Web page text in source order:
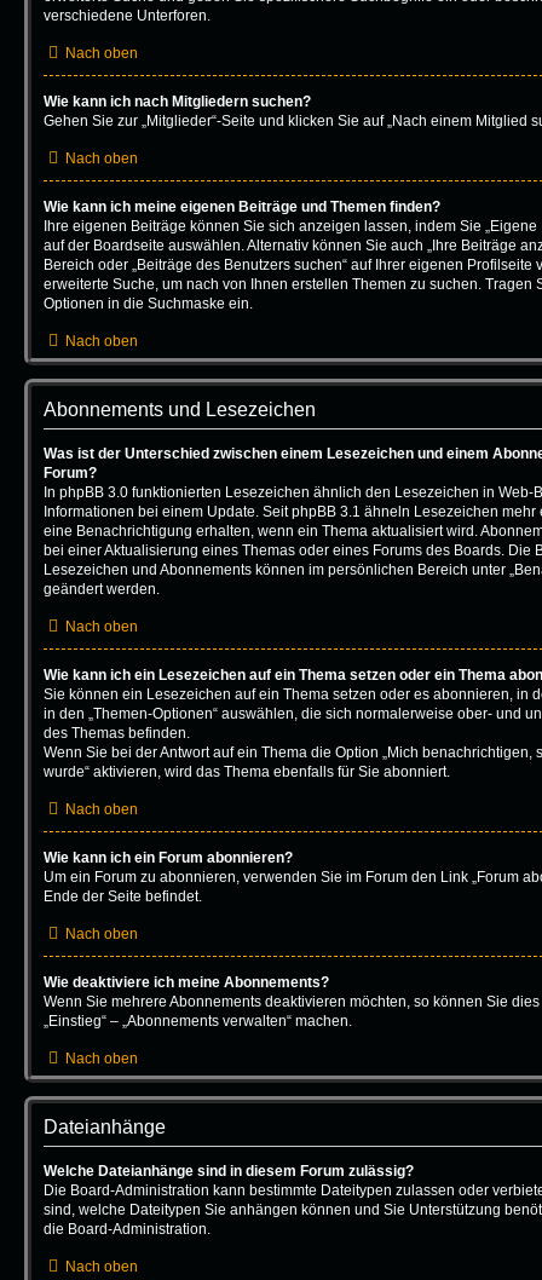
verschiedene Unterforen.
Nach oben
Wie kann ich nach Mitgliedern suchen?
Gehen Sie zur „Mitglieder“-Seite und klicken Sie auf „Nach einem Mitglied
Nach oben
Wie kann ich meine eigenen Beiträge und Themen finden?
Ihre eigenen Beiträge können Sie sich anzeigen lassen, indem Sie
auf der Boardseite auswählen. Alternativ können Sie auch „Ihre Beiträge
Bereich oder „Beiträge des Benutzers suchen“ auf Ihrer eigenen Profilseite
erweiterte Suche, um nach von Ihnen erstellen Themen zu suchen. Tragen
Optionen in die Suchmaske ein.
Nach oben
Abonnements und Lesezeichen
Was ist der Unterschied zwischen einem Lesezeichen und einem
Forum?
In phpBB 3.0 funktionierten Lesezeichen ähnlich den Lesezeichen in Web-
Informationen bei einem Update. Seit phpBB 3.1 ähneln Lesezeichen
eine Benachrichtigung erhalten, wenn ein Thema aktualisiert wird.
bei einer Aktualisierung eines Themas oder eines Forums des Boards. Die
Lesezeichen und Abonnements können im persönlichen Bereich unter
geändert werden.
Nach oben
Wie kann ich ein Lesezeichen auf ein Thema setzen oder ein Thema
Sie können ein Lesezeichen auf ein Thema setzen oder es abonnieren, in
in den „Themen-Optionen“ auswählen, die sich normalerweise ober- und
des Themas befinden.
Wenn Sie bei der Antwort auf ein Thema die Option „Mich benachrichtigen,
wurde“ aktivieren, wird das Thema ebenfalls für Sie abonniert.
Nach oben
Wie kann ich ein Forum abonnieren?
Um ein Forum zu abonnieren, verwenden Sie im Forum den Link „Forum
Ende der Seite befindet.
Nach oben
Wie deaktiviere ich meine Abonnements?
Wenn Sie mehrere Abonnements deaktivieren möchten, so können Sie
„Einstieg“ – „Abonnements verwalten“ machen.
Nach oben
Dateianhänge
Welche Dateianhänge sind in diesem Forum zulässig?
Die Board-Administration kann bestimmte Dateitypen zulassen oder
sind, welche Dateitypen Sie anhängen können und Sie Unterstützung
die Board-Administration.
Nach oben